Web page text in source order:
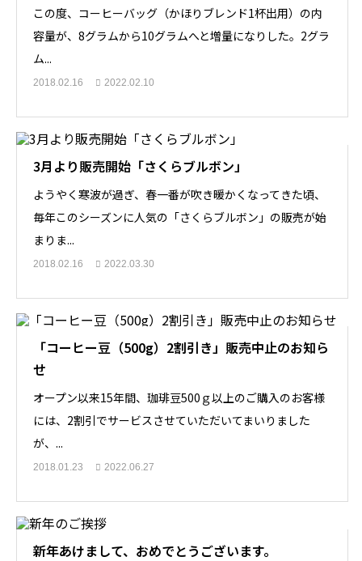
この度、コーヒーバッグ（かほりブレンド1杯出用）の内
容量が、8グラムから10グラムへと増量になりした。2グラ
ム...
2018.02.16 2022.02.10
3月より販売開始「さくらブルボン」
ようやく寒波が過ぎ、春一番が吹き暖かくなってきた頃、
毎年このシーズンに人気の「さくらブルボン」の販売が始
まりま...
2018.02.16 2022.03.30
「コーヒー豆（500g）2割引き」販売中止のお知ら
せ
オープン以来15年間、珈琲豆500ｇ以上のご購入のお客様
には、2割引でサービスさせていただいてまいりました
が、...
2018.01.23 2022.06.27
新年あけまして、おめでとうございます。